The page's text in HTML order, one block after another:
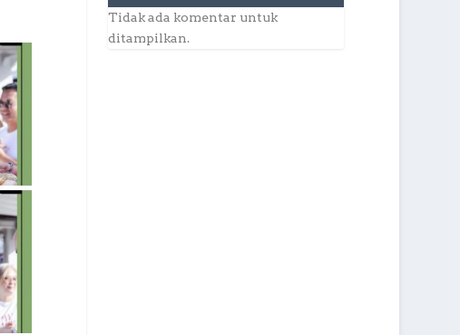
Tidak ada komentar untuk
ditampilkan.